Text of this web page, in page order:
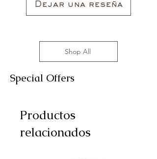
Dejar una reseña
Shop All
Special Offers
Productos
relacionados